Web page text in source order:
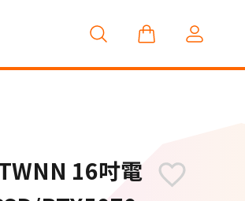
16吋電